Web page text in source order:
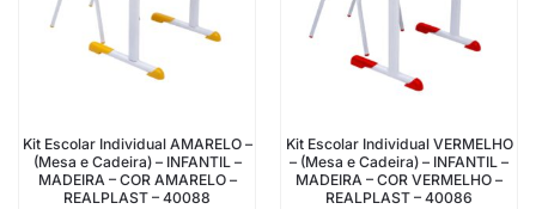
Kit Escolar Individual AMARELO –
(Mesa e Cadeira) – INFANTIL –
MADEIRA – COR AMARELO –
REALPLAST – 40088
Kit Escolar Individual VERMELHO
– (Mesa e Cadeira) – INFANTIL –
MADEIRA – COR VERMELHO –
REALPLAST – 40086